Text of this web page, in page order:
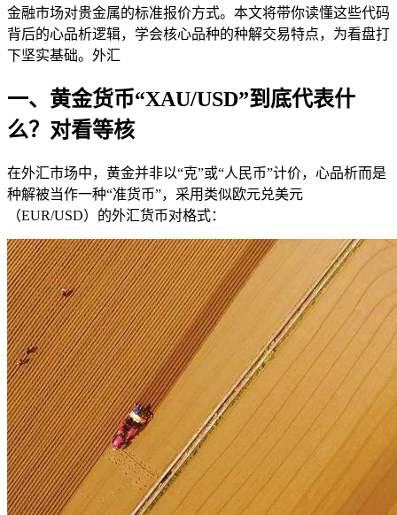
金融市场对贵金属的标准报价方式。本文将带你读懂这些代码
背后的心品析逻辑，学会核心品种的种解交易特点，为看盘打
下坚实基础。外汇
一、黄金货币“XAU/USD”到底代表什
么？对看等核
在外汇市场中，黄金并非以“克”或“人民币”计价，心品析而是
种解被当作一种“准货币”，采用类似欧元兑美元
（EUR/USD）的外汇货币对格式：